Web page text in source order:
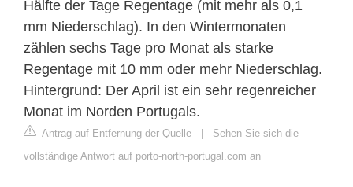
Hälfte der Tage Regentage (mit mehr als 0,1
mm Niederschlag). In den Wintermonaten
zählen sechs Tage pro Monat als starke
Regentage mit 10 mm oder mehr Niederschlag.
Hintergrund: Der April ist ein sehr regenreicher
Monat im Norden Portugals.
Antrag auf Entfernung der Quelle | Sehen Sie sich die
vollständige Antwort auf porto-north-portugal.com an